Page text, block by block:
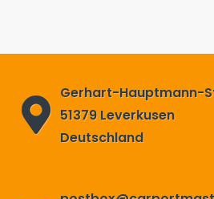
Gerhart-Hauptmann-
51379 Leverkusen
Deutschland